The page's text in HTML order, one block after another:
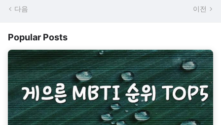
다음 이전
Popular Posts